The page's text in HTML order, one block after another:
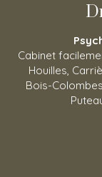
Cabinet
Houilles,
Bois-